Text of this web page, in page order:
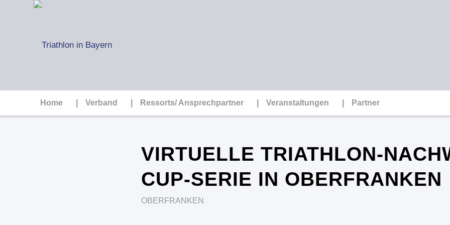
Home Verband Ressorts/ Ansprechpartner Veranstaltungen Partner
VIRTUELLE TRIATHLON-
CUP-SERIE IN OBERFRANKEN
OBERFRANKEN